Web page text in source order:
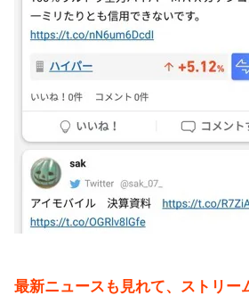
最新ニュースも見れて、ストリー